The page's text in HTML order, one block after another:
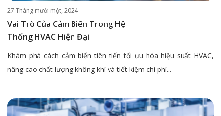
27 Tháng mười một, 2024
Vai Trò Của Cảm Biến Trong Hệ
Thống HVAC Hiện Đại
Khám phá cách cảm biến tiên tiến tối ưu hóa hiệu suất HVAC,
nâng cao chất lượng không khí và tiết kiệm chi phí...